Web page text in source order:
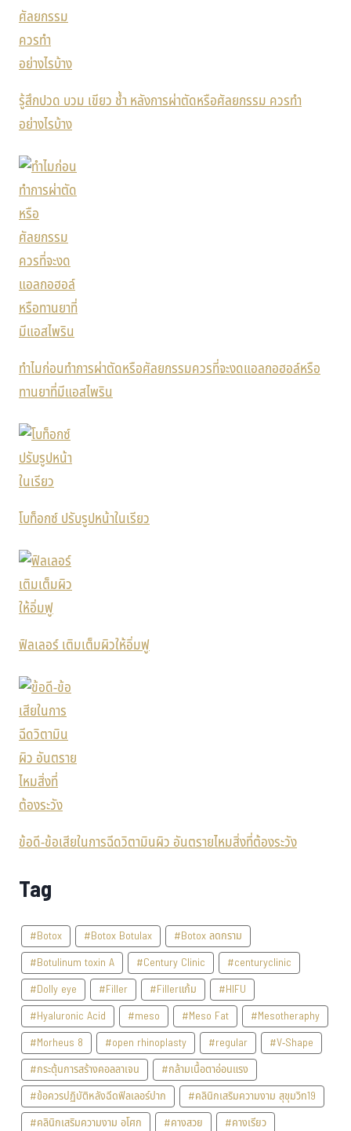
รู้สึกปวด บวม เขียว ช้ำ หลังการผ่าตัดหรือศัลยกรรม ควรทำ
อย่างไรบ้าง
ทำไมก่อนทำการผ่าตัดหรือศัลยกรรมควรที่จะงดแอลกอฮอล์หรือ
ทานยาที่มีแอสไพริน
โบท็อกซ์ ปรับรูปหน้าในเรียว
ฟิลเลอร์ เติมเต็มผิวให้อิ่มฟู
ข้อดี-ข้อเสียในการฉีดวิตามินผิว อันตรายไหมสิ่งที่ต้องระวัง
Tag
#Botox #Botox Botulax
#Botox ลดกราม
#Botulinum toxin A
#Century Clinic
#centuryclinic
#Dolly eye
#Filler #Fillerแก้ม
#HIFU
#Hyaluronic Acid
#meso #Meso Fat
#Mesotheraphy
#Morheus 8
#open rhinoplasty #regular
#V-Shape
#กระตุ้นการสร้างคอลลาเจน
#กล้ามเนื้อตาอ่อนแรง
#ข้อควรปฏิบัติหลังฉีดฟิลเลอร์ปาก
#คลินิกเสริมความงาม สุขุมวิท19
#คลินิกเสริมความงาม อโศก
#คางสวย
#คางเรียว